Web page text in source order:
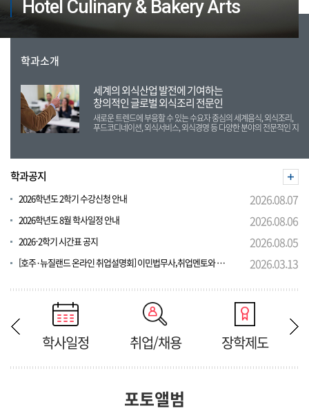
Hotel Culinary & Bakery Arts
학과소개
세계의 외식산업 발전에 기여하는
창의적인 글로벌 외식조리 전문인
새로운 트렌드에 부응할 수 있는 수요자 중심의 세계음식, 외식조리,
푸드코디네이션, 외식서비스, 외식경영 등 다양한 분야의 전문적인 지
학과공지
2026학년도 2학기 수강신청 안내 2026.08.07
2026학년도 8월 학사일정 안내 2026.08.06
2026-2학기 시간표 공지 2026.08.05
[호주·뉴질랜드 온라인 취업설명회] 이민법무사,취업멘토와 함께하는 "호주,뉴질랜드 취업전략설명회"(-3.29 신청, 3.30. 행사.) 2026.03.13
학사일정 취업/채용 장학제도
포토앨범